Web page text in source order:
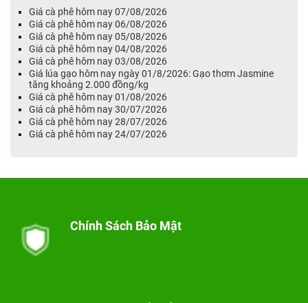
Giá cà phê hôm nay 07/08/2026
Giá cà phê hôm nay 06/08/2026
Giá cà phê hôm nay 05/08/2026
Giá cà phê hôm nay 04/08/2026
Giá cà phê hôm nay 03/08/2026
Giá lúa gạo hôm nay ngày 01/8/2026: Gạo thơm Jasmine
tăng khoảng 2.000 đồng/kg
Giá cà phê hôm nay 01/08/2026
Giá cà phê hôm nay 30/07/2026
Giá cà phê hôm nay 28/07/2026
Giá cà phê hôm nay 24/07/2026
Chính Sách Bảo Mật